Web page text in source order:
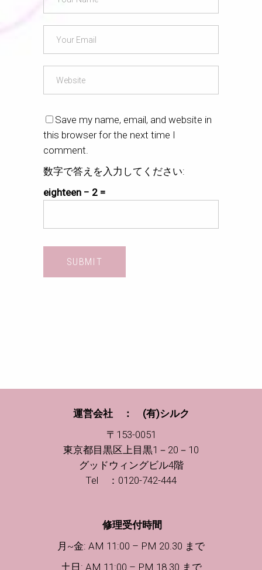
Save my name, email, and website in
this browser for the next time I
comment.
数字で答えを入力してください:
eighteen − 2 =
運営会社 ： (有)シルク
〒153-0051
東京都目黒区上目黒1－20－10
グッドウィングビル4階
Tel ：0120-742-444
修理受付時間
月~金: AM 11:00 – PM 20.30 まで
土日 : AM 11:00 – PM 18.30 まで